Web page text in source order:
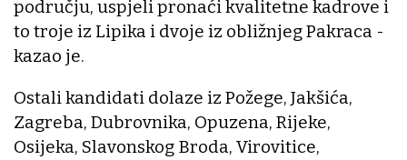
području, uspjeli pronaći kvalitetne kadrove i
to troje iz Lipika i dvoje iz obližnjeg Pakraca -
kazao je.
Ostali kandidati dolaze iz Požege, Jakšića,
Zagreba, Dubrovnika, Opuzena, Rijeke,
Osijeka, Slavonskog Broda, Virovitice,